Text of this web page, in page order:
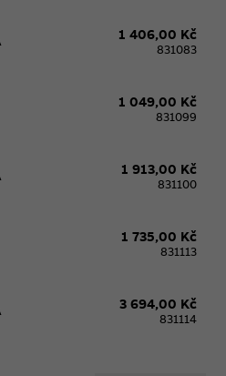
1 406,00 Kč
831083
1 049,00 Kč
831099
1 913,00 Kč
831100
1 735,00 Kč
831113
3 694,00 Kč
831114